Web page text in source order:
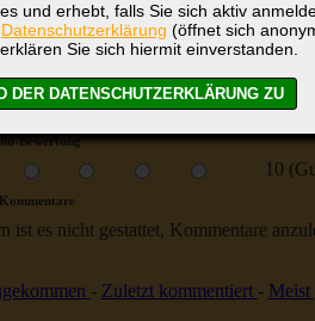
und erhebt, falls Sie sich aktiv
Datenschutzerklärung (öffnet sich
Sie sich hiermit einverstanden.
Bewertung
10
Kommentare
ist es nicht gestattet, Kommentare
- Zuletzt kommentiert - Meist